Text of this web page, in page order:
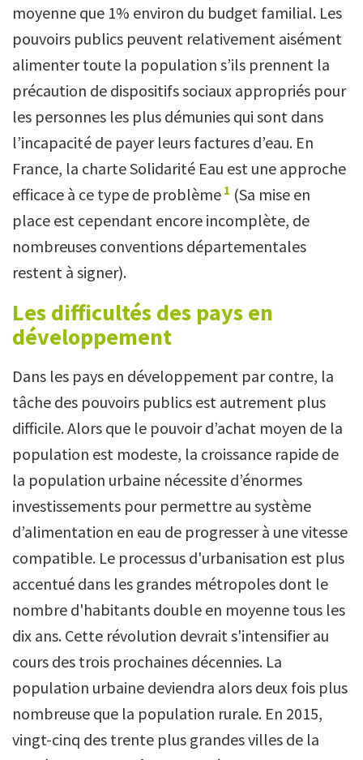
moyenne que 1% environ du budget familial. Les
pouvoirs publics peuvent relativement aisément
alimenter toute la population s’ils prennent la
précaution de dispositifs sociaux appropriés pour
les personnes les plus démunies qui sont dans
l’incapacité de payer leurs factures d’eau. En
France, la charte Solidarité Eau est une approche
efficace à ce type de problème 1 (Sa mise en
place est cependant encore incomplète, de
nombreuses conventions départementales
restent à signer).
Les difficultés des pays en
développement
Dans les pays en développement par contre, la
tâche des pouvoirs publics est autrement plus
difficile. Alors que le pouvoir d’achat moyen de la
population est modeste, la croissance rapide de
la population urbaine nécessite d’énormes
investissements pour permettre au système
d’alimentation en eau de progresser à une vitesse
compatible. Le processus d'urbanisation est plus
accentué dans les grandes métropoles dont le
nombre d'habitants double en moyenne tous les
dix ans. Cette révolution devrait s'intensifier au
cours des trois prochaines décennies. La
population urbaine deviendra alors deux fois plus
nombreuse que la population rurale. En 2015,
vingt-cinq des trente plus grandes villes de la